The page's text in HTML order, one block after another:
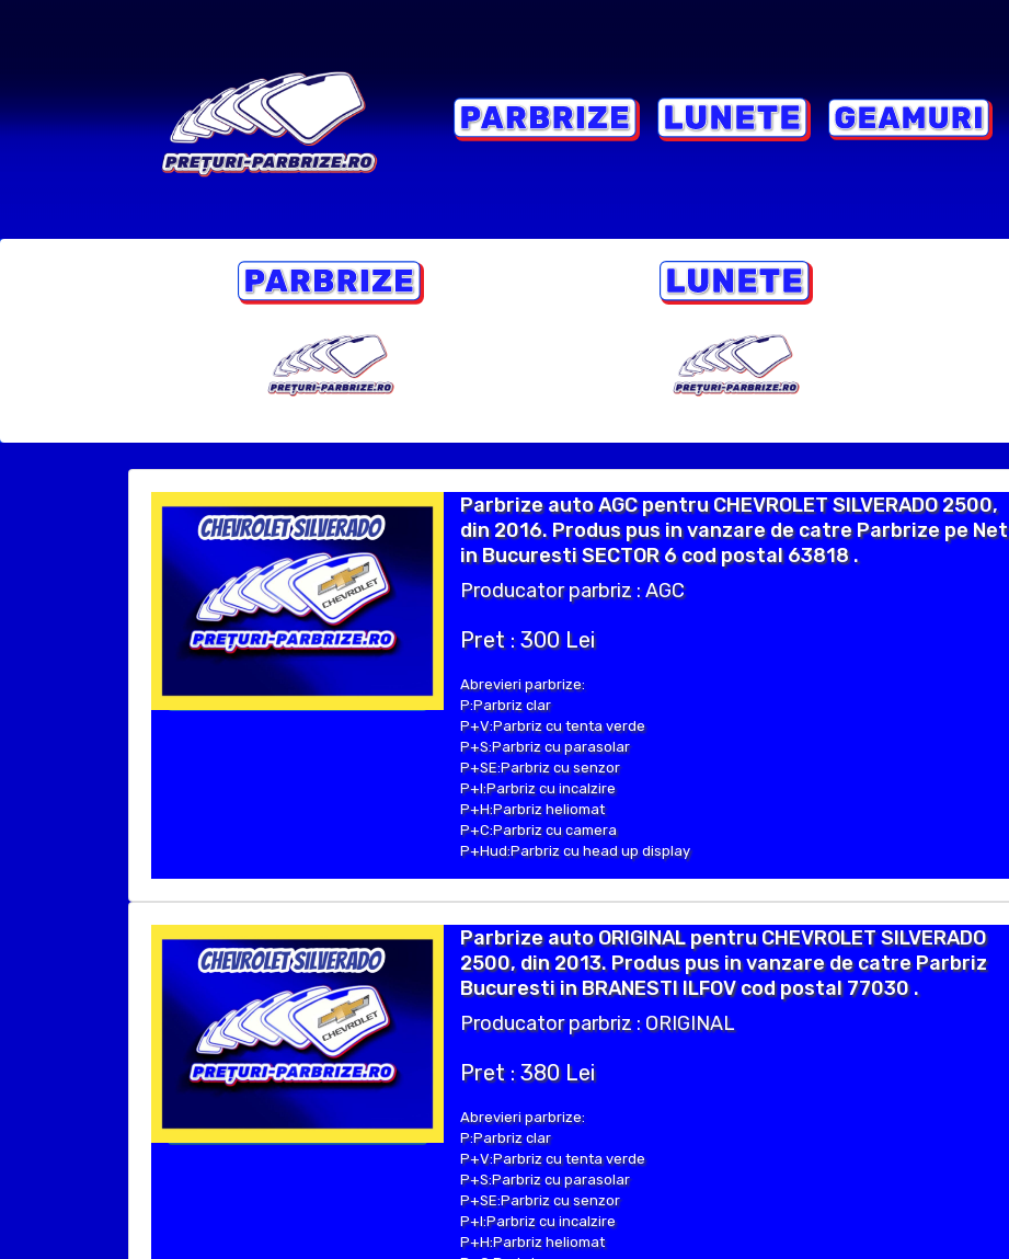
Parbrize auto AGC pentru CHEVROLET SILVERADO 2500,
din 2016. Produs pus in vanzare de catre Parbrize pe Net
in Bucuresti SECTOR 6 cod postal 63818 .
Producator parbriz : AGC
Pret : 300 Lei
Abrevieri parbrize:
P:Parbriz clar
P+V:Parbriz cu tenta verde
P+S:Parbriz cu parasolar
P+SE:Parbriz cu senzor
P+I:Parbriz cu incalzire
P+H:Parbriz heliomat
P+C:Parbriz cu camera
P+Hud:Parbriz cu head up display
Parbrize auto ORIGINAL pentru CHEVROLET SILVERADO
2500, din 2013. Produs pus in vanzare de catre Parbriz
Bucuresti in BRANESTI ILFOV cod postal 77030 .
Producator parbriz : ORIGINAL
Pret : 380 Lei
Abrevieri parbrize:
P:Parbriz clar
P+V:Parbriz cu tenta verde
P+S:Parbriz cu parasolar
P+SE:Parbriz cu senzor
P+I:Parbriz cu incalzire
P+H:Parbriz heliomat